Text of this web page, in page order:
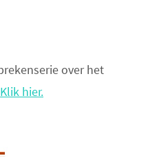
over het
Klik hier.